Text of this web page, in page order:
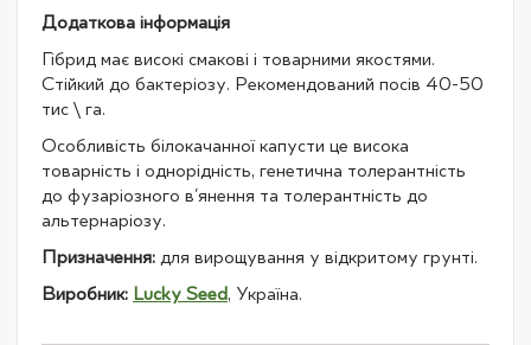
Додаткова інформація
Гібрид має високі смакові і товарними якостями.
Стійкий до бактеріозу. Рекомендований посів 40-50
тис \ га.
Особливість білокачанної капусти це висока
товарність і однорідність, генетична толерантність
до фузаріозного в'янення та толерантність до
альтернаріозу.
Призначення: для вирощування у відкритому грунті.
Виробник: Lucky Seed, Україна.